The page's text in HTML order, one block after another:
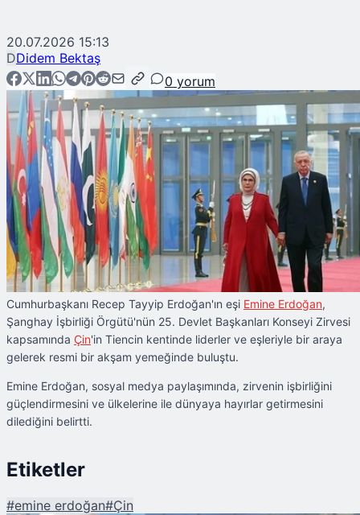
20.07.2026 15:13
DDidem Bektaş
0 yorum
Cumhurbaşkanı Recep Tayyip Erdoğan'ın eşi Emine Erdoğan,
Şanghay İşbirliği Örgütü'nün 25. Devlet Başkanları Konseyi Zirvesi
kapsamında Çin'in Tiencin kentinde liderler ve eşleriyle bir araya
gelerek resmi bir akşam yemeğinde buluştu.
Emine Erdoğan, sosyal medya paylaşımında, zirvenin işbirliğini
güçlendirmesini ve ülkelerine ile dünyaya hayırlar getirmesini
dilediğini belirtti.
Etiketler
#emine erdoğan#Çin